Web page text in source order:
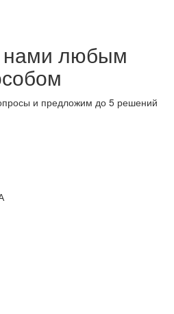
нами любым
и предложим до 5 решений